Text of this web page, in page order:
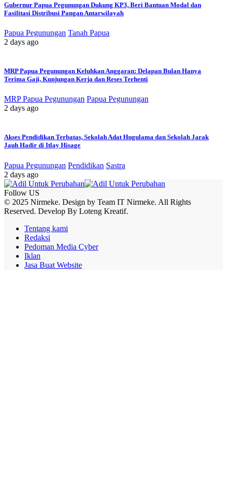
Gubernur Papua Pegunungan Dukung KP3, Beri Bantuan Modal dan
Fasilitasi Distribusi Pangan Antarwilayah
Papua Pegunungan Tanah Papua
2 days ago
MRP Papua Pegunungan Keluhkan Anggaran: Delapan Bulan Hanya
Terima Gaji, Kunjungan Kerja dan Reses Terhenti
MRP Papua Pegunungan Papua Pegunungan
2 days ago
Akses Pendidikan Terbatas, Sekolah Adat Hugulama dan Sekolah Jarak
Jauh Hadir di Itlay Hisage
Papua Pegunungan Pendidikan Sastra
2 days ago
Follow US
© 2025 Nirmeke. Design by Team IT Nirmeke. All Rights
Reserved. Develop By Loteng Kreatif.
Tentang kami
Redaksi
Pedoman Media Cyber
Iklan
Jasa Buat Website